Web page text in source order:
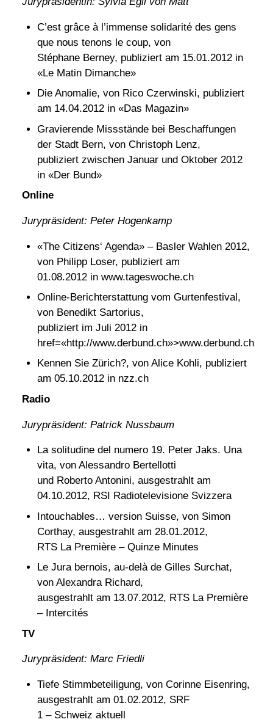
C’est grâce à l’immense solidarité des gens
que nous tenons le coup, von
Stéphane Berney, publiziert am 15.01.2012 in
«Le Matin Dimanche»
Die Anomalie, von Rico Czerwinski, publiziert
am 14.04.2012 in «Das Magazin»
Gravierende Missstände bei Beschaffungen
der Stadt Bern, von Christoph Lenz,
publiziert zwischen Januar und Oktober 2012
in «Der Bund»
Online
Jurypräsident: Peter Hogenkamp
«The Citizens‘ Agenda» – Basler Wahlen 2012,
von Philipp Loser, publiziert am
01.08.2012 in www.tageswoche.ch
Online-Berichterstattung vom Gurtenfestival,
von Benedikt Sartorius,
publiziert im Juli 2012 in
href=«http://www.derbund.ch»>www.derbund.ch
Kennen Sie Zürich?, von Alice Kohli, publiziert
am 05.10.2012 in nzz.ch
Radio
Jurypräsident: Patrick Nussbaum
La solitudine del numero 19. Peter Jaks. Una
vita, von Alessandro Bertellotti
und Roberto Antonini, ausgestrahlt am
04.10.2012, RSI Radiotelevisione Svizzera
Intouchables… version Suisse, von Simon
Corthay, ausgestrahlt am 28.01.2012,
RTS La Première – Quinze Minutes
Le Jura bernois, au-delà de Gilles Surchat,
von Alexandra Richard,
ausgestrahlt am 13.07.2012, RTS La Première
– Intercités
TV
Jurypräsident: Marc Friedli
Tiefe Stimmbeteiligung, von Corinne Eisenring,
ausgestrahlt am 01.02.2012, SRF
1 – Schweiz aktuell